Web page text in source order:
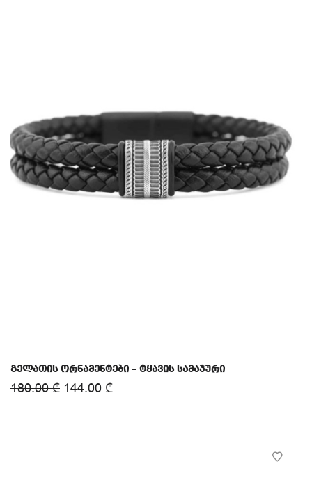
გელათის ორნამენტები – ტყავის სამაჯური
180.00₾ 144.00 ₾